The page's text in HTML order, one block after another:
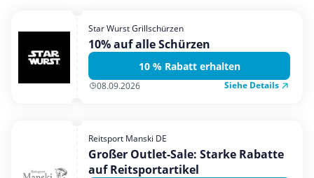
Mobilfunk & Internet
Mode & Accessoires
Shopping
Urlaub & Reise
Star Wurst Grillschürzen
10% auf alle Schürzen
10 % Rabatt erhalten
08.09.2026 Siehe Details
Reitsport Manski DE
Großer Outlet-Sale: Starke Rabatte
auf Reitsportartikel